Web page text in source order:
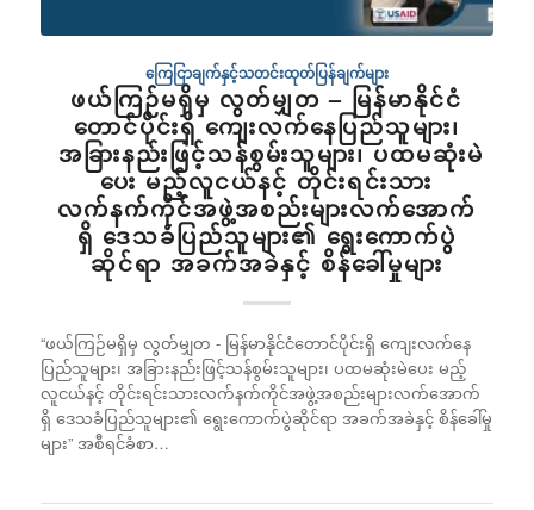
ကြေငြာချက်နှင့်သတင်းထုတ်ပြန်ချက်များ
ဖယ်ကြဉ်မရှိမှ လွတ်မျှတ – မြန်မာနိုင်ငံ
တောင်ပိုင်းရှိ ကျေးလက်နေပြည်သူများ၊
အခြားနည်းဖြင့်သန်စွမ်းသူများ၊ ပထမဆုံးမဲ
ပေး မည့်လူငယ်နင့် တိုင်းရင်းသား
လက်နက်ကိုင်အဖွဲ့အစည်းများလက်အောက်
ရှိ ဒေသခံပြည်သူများ၏ ရွေးကောက်ပွဲ
ဆိုင်ရာ အခက်အခဲနှင့် စိန်ခေါ်မှုများ
“ဖယ်ကြဉ်မရှိမှ လွတ်မျှတ - မြန်မာနိုင်ငံတောင်ပိုင်းရှိ ကျေးလက်နေ
ပြည်သူများ၊ အခြားနည်းဖြင့်သန်စွမ်းသူများ၊ ပထမဆုံးမဲပေး မည့်
လူငယ်နင့် တိုင်းရင်းသားလက်နက်ကိုင်အဖွဲ့အစည်းများလက်အောက်
ရှိ ဒေသခံပြည်သူများ၏ ရွေးကောက်ပွဲဆိုင်ရာ အခက်အခဲနှင့် စိန်ခေါ်မှု
များ” အစီရင်ခံစာ…